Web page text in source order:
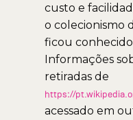
custo e
o colecionismo
ficou
Informações
retiradas de
https://
acessado em